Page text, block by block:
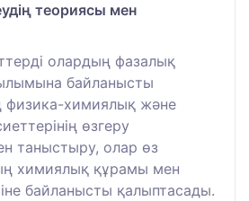
теориясы мен
олардың фазалық
байланысты
физика-химиялық және
өзгеру
таныстыру, олар өз
химиялық құрамы мен
байланысты қалыптасады.